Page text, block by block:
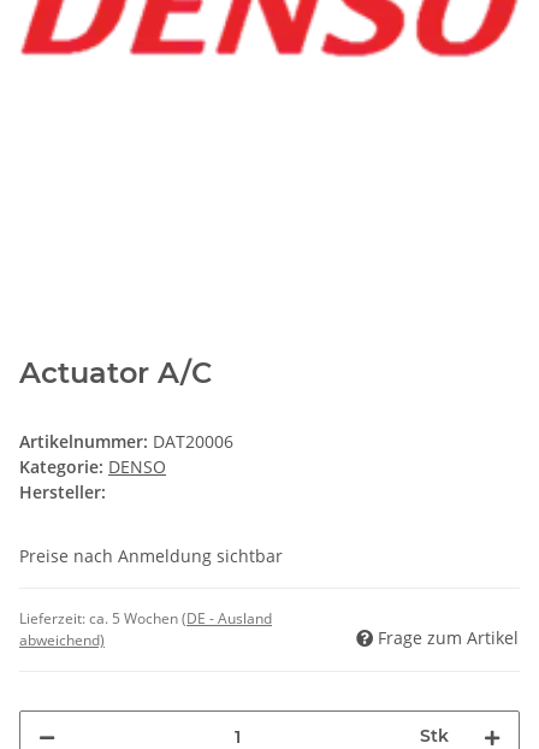
Actuator A/C
Artikelnummer: DAT20006
Kategorie: DENSO
Hersteller:
Preise nach Anmeldung sichtbar
Lieferzeit:ca. 5 Wochen(DE - Ausland
abweichend)
Frage zum Artikel
Stk